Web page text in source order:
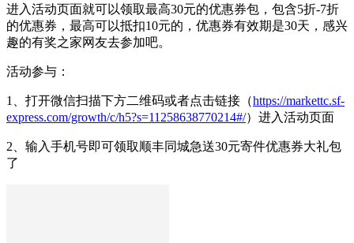
进入活动页面就可以领取最高30元的优惠券包，包含5折-7折
的优惠券，最高可以抵扣10元的，优惠券有效期是30天，感兴
趣的有奖之家网友去参加吧。
活动参与：
1、打开微信扫描下方二维码或者点击链接（https://markettc.sf-
express.com/growth/c/h5?s=11258638770214#/）进入活动页面
2、输入手机号即可领取顺丰同城急送30元寄件优惠券大礼包
了